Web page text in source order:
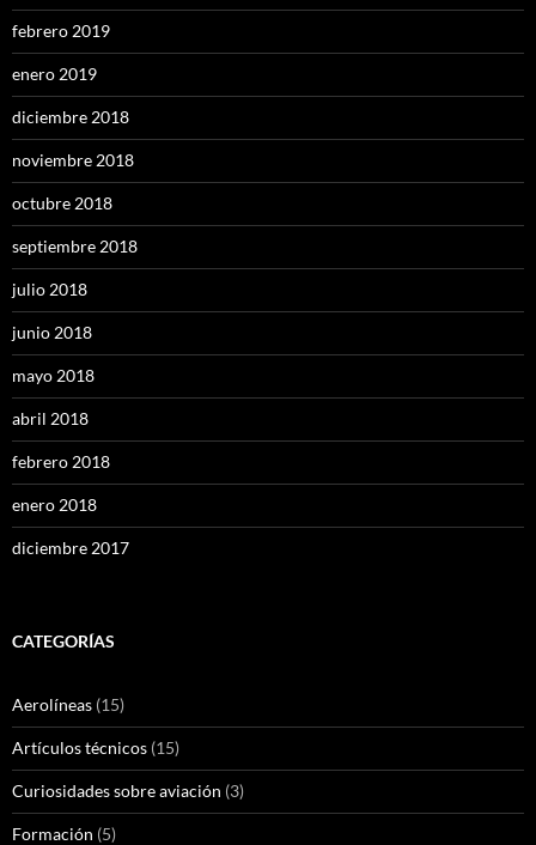
febrero 2019
enero 2019
diciembre 2018
noviembre 2018
octubre 2018
septiembre 2018
julio 2018
junio 2018
mayo 2018
abril 2018
febrero 2018
enero 2018
diciembre 2017
CATEGORÍAS
Aerolíneas (15)
Artículos técnicos (15)
Curiosidades sobre aviación (3)
Formación (5)